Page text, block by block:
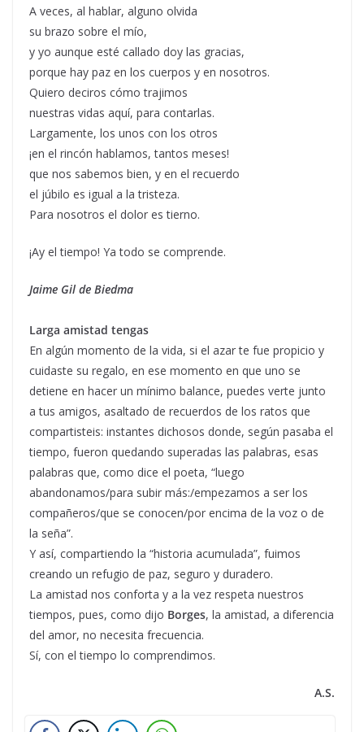
A veces, al hablar, alguno olvida
su brazo sobre el mío,
y yo aunque esté callado doy las gracias,
porque hay paz en los cuerpos y en nosotros.
Quiero deciros cómo trajimos
nuestras vidas aquí, para contarlas.
Largamente, los unos con los otros
¡en el rincón hablamos, tantos meses!
que nos sabemos bien, y en el recuerdo
el júbilo es igual a la tristeza.
Para nosotros el dolor es tierno.
¡Ay el tiempo! Ya todo se comprende.
Jaime Gil de Biedma
Larga amistad tengas
En algún momento de la vida, si el azar te fue propicio y
cuidaste su regalo, en ese momento en que uno se
detiene en hacer un mínimo balance, puedes verte junto
a tus amigos, asaltado de recuerdos de los ratos que
compartisteis: instantes dichosos donde, según pasaba el
tiempo, fueron quedando superadas las palabras, esas
palabras que, como dice el poeta, “luego
abandonamos/para subir más:/empezamos a ser los
compañeros/que se conocen/por encima de la voz o de
la seña”.
Y así, compartiendo la “historia acumulada”, fuimos
creando un refugio de paz, seguro y duradero.
La amistad nos conforta y a la vez respeta nuestros
tiempos, pues, como dijo Borges, la amistad, a diferencia
del amor, no necesita frecuencia.
Sí, con el tiempo lo comprendimos.
A.S.